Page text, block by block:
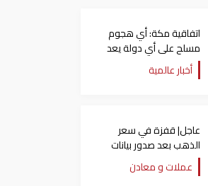
اتفاقية مكة: أي هجوم
مسلح على أي دولة يعد
هجوما على الدول الثلاث
جميعا
أخبار عالمية
عاجل| قفزة في سعر
الذهب بعد صدور بيانات
الوظائف الأمريكية
عملات و معادن